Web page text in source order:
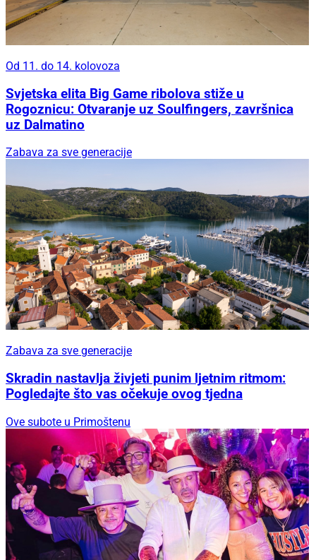
Od 11. do 14. kolovoza
Svjetska elita Big Game ribolova stiže u
Rogoznicu: Otvaranje uz Soulfingers, završnica
uz Dalmatino
Zabava za sve generacije
Zabava za sve generacije
Skradin nastavlja živjeti punim ljetnim ritmom:
Pogledajte što vas očekuje ovog tjedna
Ove subote u Primoštenu